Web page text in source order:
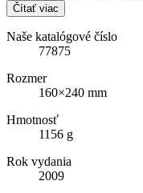
Čítať viac
Naše katalógové číslo
77875
Rozmer
160×240 mm
Hmotnosť
1156 g
Rok vydania
2009